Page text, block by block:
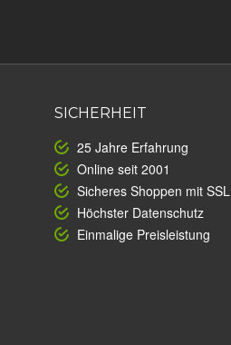
SICHERHEIT
25 Jahre Erfahrung
Online seit 2001
Sicheres Shoppen mit SSL
Höchster Datenschutz
Einmalige Preisleistung